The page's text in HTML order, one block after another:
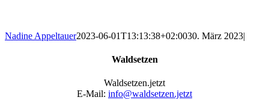
Nadine Appeltauer2023-06-01T13:13:38+02:0030. März 2023|
Waldsetzen
Waldsetzen.jetzt
E-Mail: info@waldsetzen.jetzt